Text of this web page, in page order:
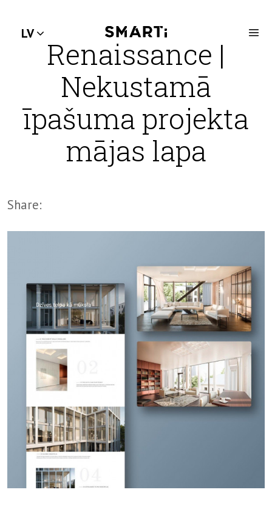
LV
Renaissance |
Nekustamā
īpašuma projekta
mājas lapa
Share: